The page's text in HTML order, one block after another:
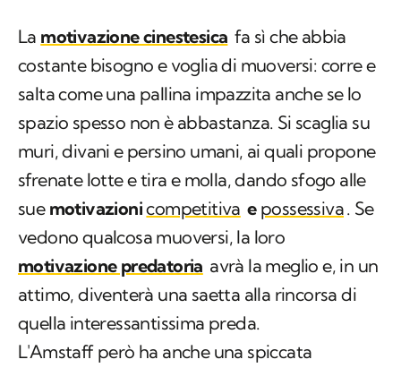
La motivazione cinestesica fa sì che abbia
costante bisogno e voglia di muoversi: corre e
salta come una pallina impazzita anche se lo
spazio spesso non è abbastanza. Si scaglia su
muri, divani e persino umani, ai quali propone
sfrenate lotte e tira e molla, dando sfogo alle
sue motivazionicompetitiva e possessiva. Se
vedono qualcosa muoversi, la loro
motivazione predatoria avrà la meglio e, in un
attimo, diventerà una saetta alla rincorsa di
quella interessantissima preda.
L'Amstaff però ha anche una spiccata